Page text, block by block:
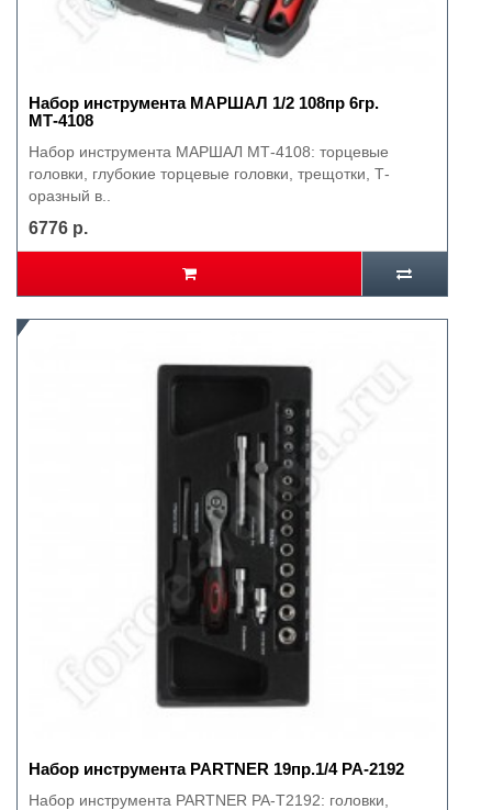
Набор инструмента МАРШАЛ 1/2 108пр 6гр.
МТ-4108
Набор инструмента МАРШАЛ МТ-4108: торцевые
головки, глубокие торцевые головки, трещотки, Т-
оразный в..
6776 р.
Набор инструмента PARTNER 19пр.1/4 PA-2192
Набор инструмента PARTNER PA-Т2192: головки,